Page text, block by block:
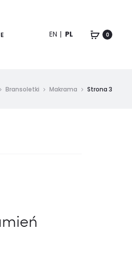
0
EN PL
Bransoletki Makrama Strona 3